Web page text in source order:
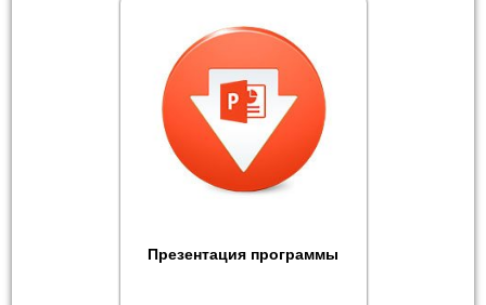
Презентация программы